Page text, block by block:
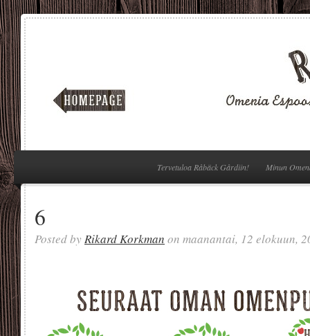
Tervetuloa Råbäck Gårdiin! Minun
6
Posted by Rikard Korkman on maanantai, 12 elokuun,